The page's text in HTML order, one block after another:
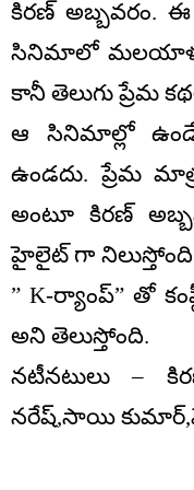
కిరణ్ అబ్బవరం.
సినిమాలో మలయాళ
కానీ తెలుగు ప్రేమ
ఆ సినిమాల్లో
ఉండదు. ప్రేమ
అంటూ కిరణ్
హైలైట్ గా నిలుస్తోంది.
” K-ర్యాంప్” తో
అని తెలుస్తోంది.
నటీనటులు –
నరేష్,సాయి